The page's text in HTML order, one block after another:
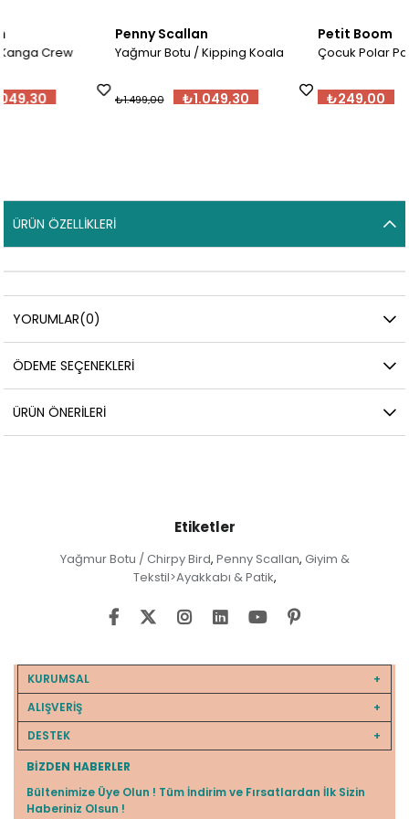
Penny Scallan
Yağmur Botu / Kipping Koala
₺1.049,30
₺1.499,00
Çocuk Polar Patik
₺249,00
ÜRÜN ÖZELLIKLERI
YORUMLAR(0)
ÖDEME SEÇENEKLERI
ÜRÜN ÖNERILERI
Etiketler
Yağmur Botu / Chirpy Bird, Penny Scallan, Giyim &
Tekstil>Ayakkabı & Patik,
KURUMSAL
ALIŞVERİŞ
DESTEK
BIZDEN HABERLER
Bültenimize Üye Olun ! Tüm İndirim ve Fırsatlardan İlk Sizin
Haberiniz Olsun !